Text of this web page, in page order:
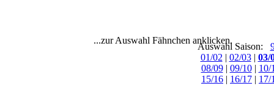
...zur Auswahl Fähnchen anklicken.
Auswahl Saison:
01/02 | 02/03| 03/
08/09| 09/10| 10/
15/16 | 16/17 | 17/